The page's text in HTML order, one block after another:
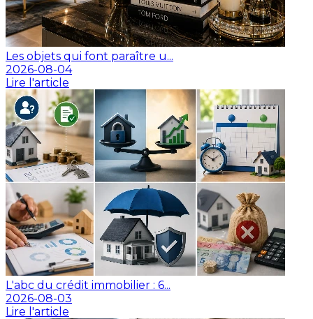
Les objets qui font paraître u...
2026-08-04
Lire l'article
L'abc du crédit immobilier : 6...
2026-08-03
Lire l'article